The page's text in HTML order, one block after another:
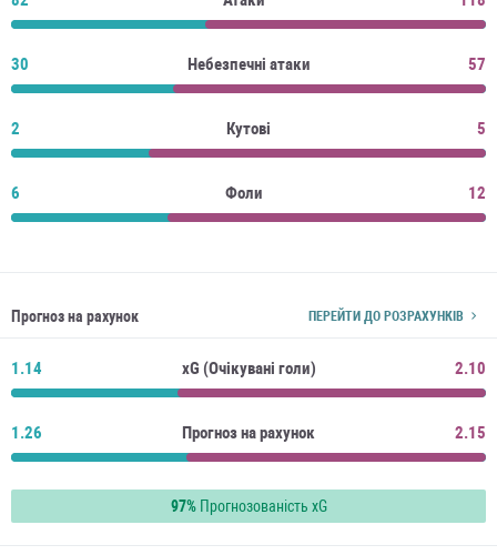
30 Небезпечні атаки 57
2 Кутові 5
6 Фоли 12
Прогноз на рахунок ПЕРЕЙТИ ДО РОЗРАХУНКІВ
1.14 xG (Очікувані голи) 2.10
1.26 Прогноз на рахунок 2.15
97%Прогнозованість xG